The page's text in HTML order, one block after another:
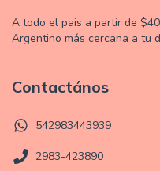
A todo el pais a partir de
Argentino más cercana a tu
Contactános
542983443939
2983-423890